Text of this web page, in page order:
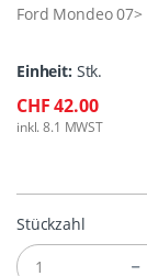
Ford Mondeo 07>
Einheit: Stk.
CHF 42.00
inkl. 8.1 MWST
Stückzahl